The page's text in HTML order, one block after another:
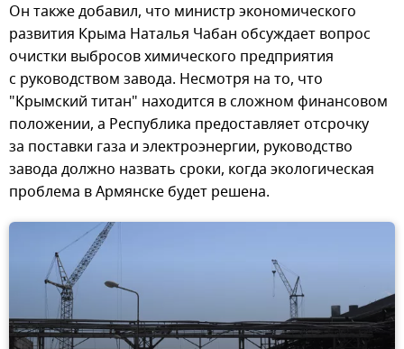
Он также добавил, что министр экономического
развития Крыма Наталья Чабан обсуждает вопрос
очистки выбросов химического предприятия
с руководством завода. Несмотря на то, что
"Крымский титан" находится в сложном финансовом
положении, а Республика предоставляет отсрочку
за поставки газа и электроэнергии, руководство
завода должно назвать сроки, когда экологическая
проблема в Армянске будет решена.